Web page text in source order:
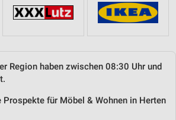
Region haben zwischen 08:30 Uhr und
für Möbel & Wohnen in Herten